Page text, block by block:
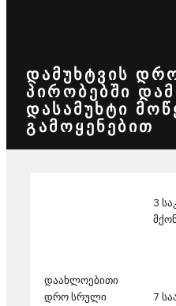
ᲓᲐᲛᲣᲮᲢᲕᲘᲡ
ᲞᲘᲠᲝᲑᲔᲑᲨᲘ
ᲓᲐᲡᲐᲛᲣᲮᲢᲘ
ᲒᲐᲛᲝᲧᲔᲜᲔᲑᲘᲗ
3
დაახლოებითი
დრო სრული
7